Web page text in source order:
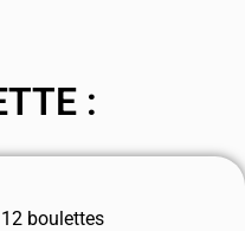
:
boulettes